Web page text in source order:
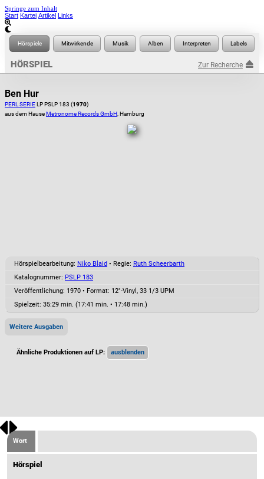
Springe zum Inhalt
Start Kartei Artikel Links
HÖRSPIEL Zur Recherche
Ben Hur
PERL SERIE LP PSLP 183 (1970)
aus dem Hause Metronome Records GmbH, Hamburg
Hörspielbearbeitung: Niko Blaid • Regie: Ruth Scheerbarth
Katalognummer: PSLP 183
Veröffentlichung: 1970 • Format: 12"-Vinyl, 33 1/3 UPM
Spielzeit: 35:29 min. (17:41 min. • 17:48 min.)
Weitere Ausgaben
Ähnliche Produktionen auf LP:
Wort
Hörspiel